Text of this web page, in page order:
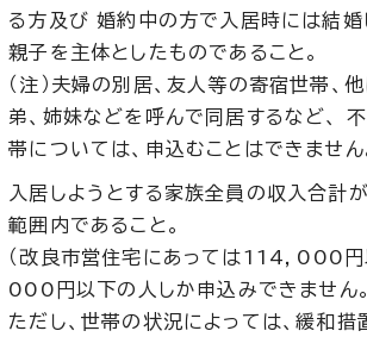
る方及び 婚約中の方で入居時には結婚
親子を主体としたものであること。
（注）夫婦の別居、友人等の寄宿世帯、
弟、姉妹などを呼んで同居するなど、
帯については、申込むことはできません
入居しようとする家族全員の収入合計
範囲内であること。
（改良市営住宅にあっては114，000
000円以下の人しか申込みできません。
ただし、世帯の状況によっては、緩和措